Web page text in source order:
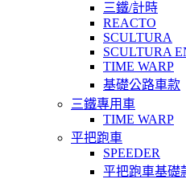
三鐵/計時
REACTO
SCULTURA
SCULTURA
TIME WARP
基礎公路車款
三鐵專用車
TIME WARP
平把跑車
SPEEDER
平把跑車基礎